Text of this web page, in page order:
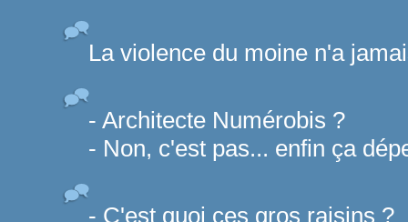
La violence du moine n'a
- Architecte Numérobis ?
- Non, c'est pas... enfin ça
- C'est quoi ces gros raisins ?